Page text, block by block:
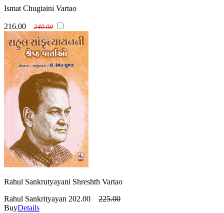
Ismat Chugtaini Vartao
216.00 240.00
Rahul Sankrutyayani Shreshth Vartao
Rahul Sankrityayan 202.00
225.00
BuyDetails